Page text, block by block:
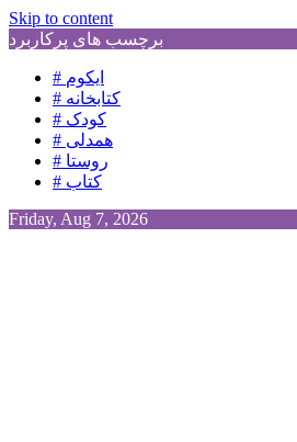
Skip to content
برچسب های پرکاربرد
# ایکوم
# کتابخانه
# کودک
# همدلی
# روستا
# کتاب
Friday, Aug 7, 2026